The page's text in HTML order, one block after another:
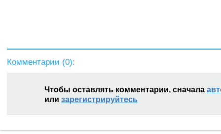
Комментарии (0):
Чтобы оставлять комментарии, сначала
или зарегистрируйтесь